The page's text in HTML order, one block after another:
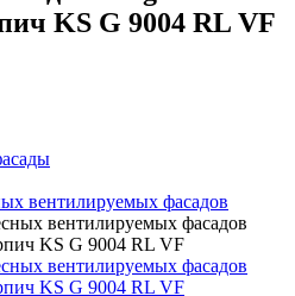
KS G 9004 RL VF
вентилируемых фасадов
вентилируемых фасадов
KS G 9004 RL VF